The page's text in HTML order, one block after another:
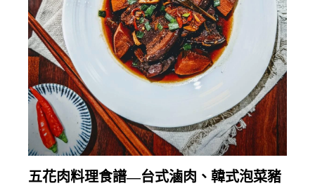
繼續閱讀
五花肉料理食譜—台式滷肉、韓式泡菜豬